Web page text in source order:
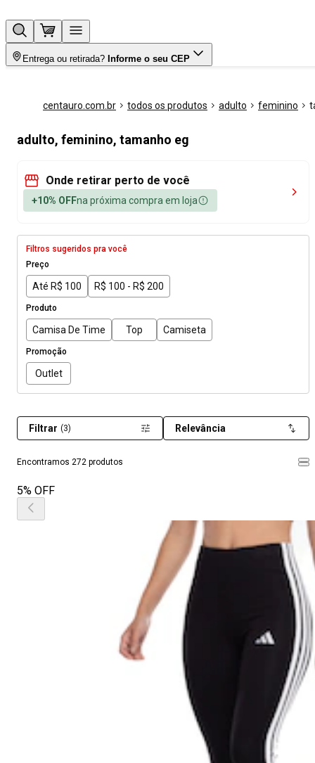
Entrega ou retirada? Informe o seu CEP
centauro.com.br todos os produtos adulto feminino
adulto, feminino, tamanho eg
Onde retirar perto de você
+10% OFFna próxima compra em loja
Filtros sugeridos pra você
Preço
Até R$ 100 R$ 100 - R$ 200
Produto
Camisa De Time Top Camiseta
Promoção
Outlet
Encontramos 272 produtos
Filtrar (3) Relevância
5% OFF